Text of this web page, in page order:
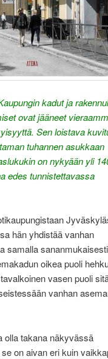
kadut ja
ovat jääneet
Sen loistava
tuhannen asukkaan
on nykyään yli
edes tunnistettavassa
hän yhdistää vanhan
samalla sananmukaisesti
oikea puoli
vasen puoli
vanhan
olla takana näkyvässä
on aivan eri kuin